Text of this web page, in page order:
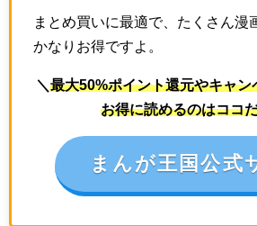
まとめ買いに最適で、たくさん漫
かなりお得ですよ。
＼ 最大50%ポイント還元やキャン
お得に読めるのはココ
まんが王国公式